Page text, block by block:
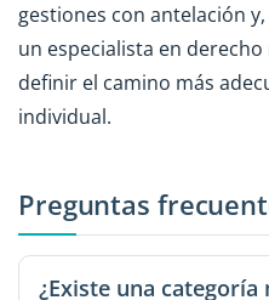
gestiones con antelación
un especialista en
definir el camino más
individual.
Preguntas
¿Existe una